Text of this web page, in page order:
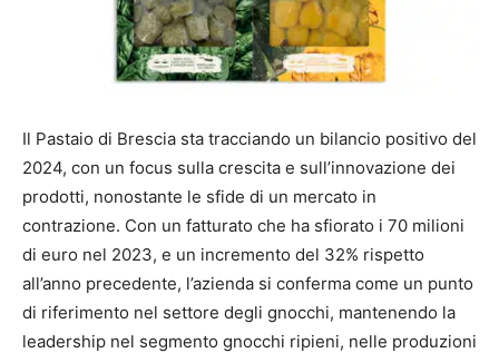
Il Pastaio di Brescia sta tracciando un bilancio positivo del
2024, con un focus sulla crescita e sull’innovazione dei
prodotti, nonostante le sfide di un mercato in
contrazione. Con un fatturato che ha sfiorato i 70 milioni
di euro nel 2023, e un incremento del 32% rispetto
all’anno precedente, l’azienda si conferma come un punto
di riferimento nel settore degli gnocchi, mantenendo la
leadership nel segmento gnocchi ripieni, nelle produzioni